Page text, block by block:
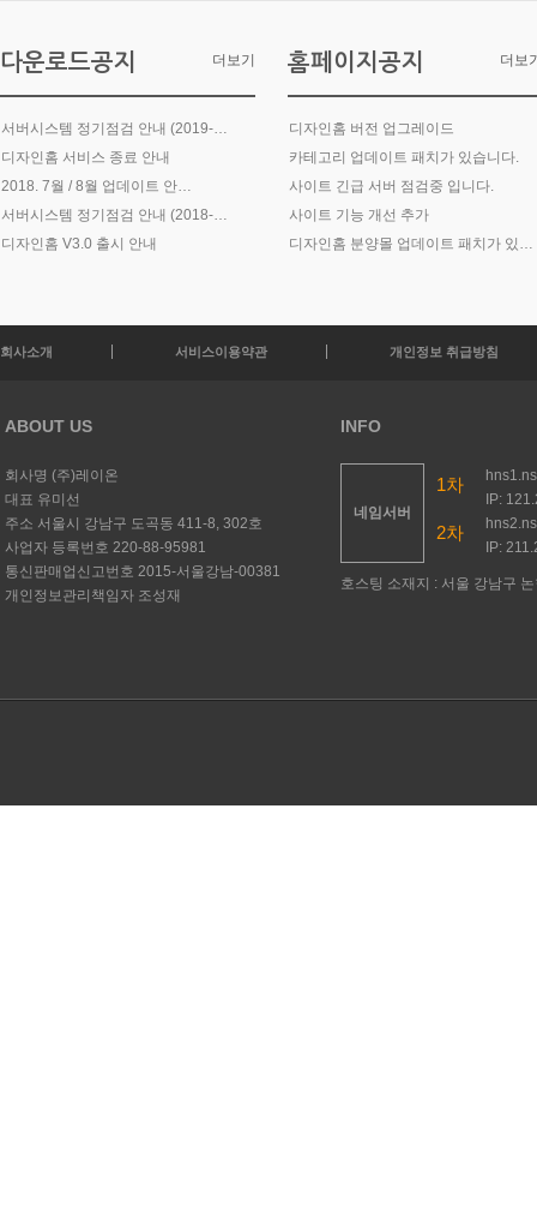
다운로드공지
서버시스템 정기점검 안내 (2019-…
디자인홈 서비스 종료 안내
2018. 7월 / 8월 업데이트 안…
서버시스템 정기점검 안내 (2018-…
디자인홈 V3.0 출시 안내
더보기 홈페이지공지
디자인홈 버전 업그레이드
카테고리 업데이트 패치가 있습니다.
사이트 긴급 서버 점검중 입니다.
사이트 기능 개선 추가
디자인홈 분양몰 업데이트 패치가 있습…
더보
회사소개 서비스이용약관 개인정보 취급방침
ABOUT US
회사명 (주)레이온
대표 유미선
주소 서울시 강남구 도곡동 411-8, 302호
사업자 등록번호 220-88-95981
통신판매업신고번호 2015-서울강남-00381
개인정보관리책임자 조성재
INFO
네임서버
1차
IP:
2차
IP:
호스팅 소재지 : 서울 강남구